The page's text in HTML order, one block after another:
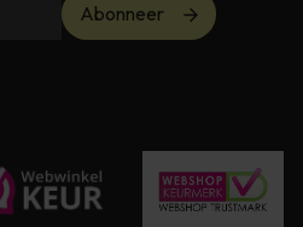
Abonneer